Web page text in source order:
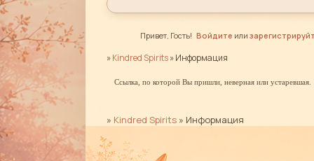
Привет, Гость! Войдите или
»Kindred Spirits»Информация
Ссылка, по которой Вы пришли, неверная или устаревшая.
» Kindred Spirits » Информация